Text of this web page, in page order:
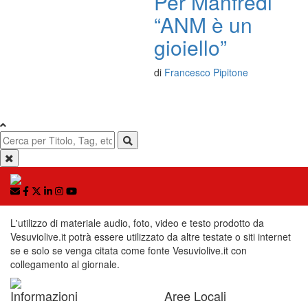
“ANM è un
gioiello”
di Francesco Pipitone
L'utilizzo di materiale audio, foto, video e testo prodotto da
Vesuviolive.it potrà essere utilizzato da altre testate o siti internet
se e solo se venga citata come fonte Vesuviolive.it con
collegamento al giornale.
Informazioni Aree Locali